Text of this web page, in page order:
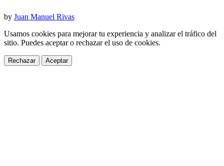
by Juan Manuel Rivas
Usamos cookies para mejorar tu experiencia y analizar el tráfico del
sitio. Puedes aceptar o rechazar el uso de cookies.
Rechazar Aceptar